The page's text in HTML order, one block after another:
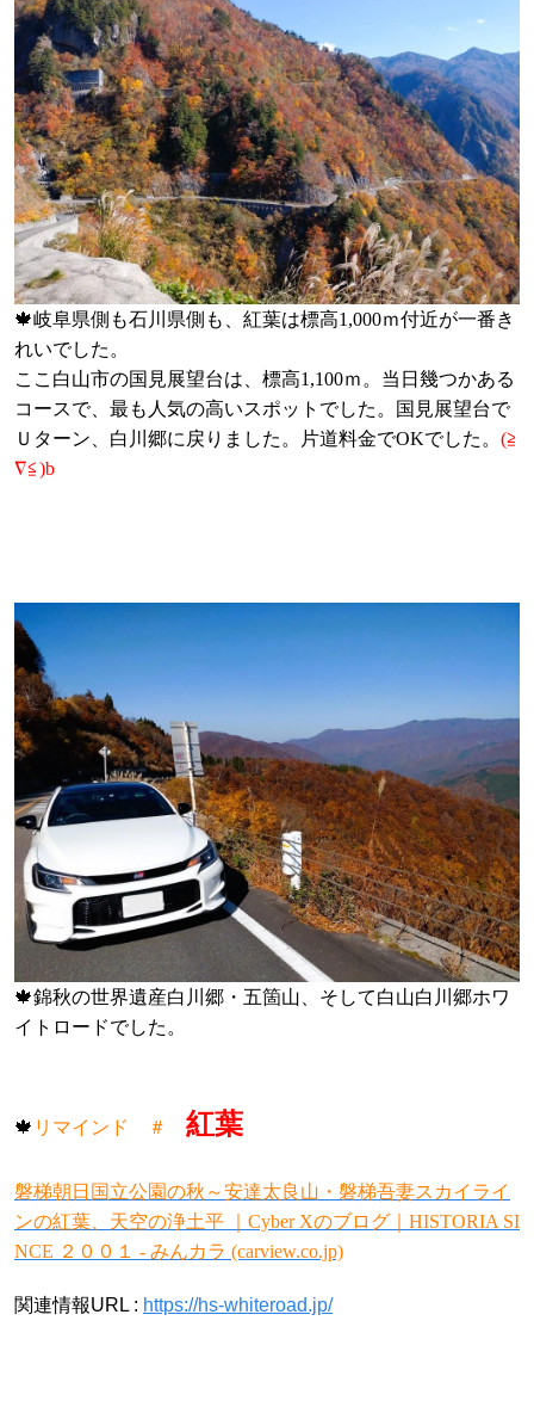
🍁岐阜県側も石川県側も、紅葉は標高1,000ｍ付近が一番き
れいでした。
ここ白山市の国見展望台は、標高1,100ｍ。当日幾つかある
コースで、最も人気の高いスポットでした。国見展望台で
Ｕターン、白川郷に戻りました。片道料金でOKでした。 (≧
∇≦)b
🍁錦秋の世界遺産白川郷・五箇山、そして白山白川郷ホワ
イトロードでした。
🍁 リマインド ＃ 紅葉
磐梯朝日国立公園の秋～安達太良山・磐梯吾妻スカイライ
ンの紅葉、天空の浄土平 ｜Cyber Xのブログ｜HISTORIA SI
NCE ２００１ - みんカラ (carview.co.jp)
関連情報URL : https://hs-whiteroad.jp/